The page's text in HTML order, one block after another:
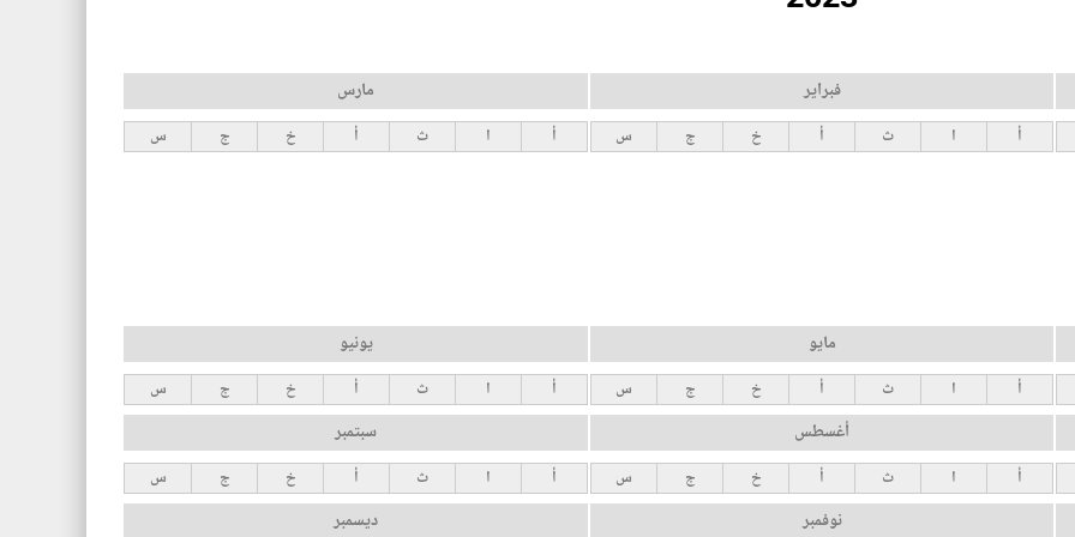
فبراير
أ ا ث أ خ ج س
مارس
أ ا ث أ خ ج س
مايو
أ ا ث أ خ ج س
يونيو
أ ا ث أ خ ج س
أغسطس
أ ا ث أ خ ج س
سبتمبر
أ ا ث أ خ ج س
نوفمبر ديسمبر